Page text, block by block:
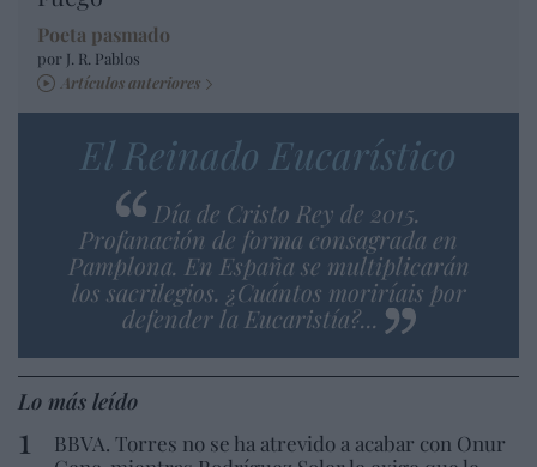
Poeta pasmado
por J. R. Pablos
Artículos anteriores
El Reinado Eucarístico
Día de Cristo Rey de 2015.
Profanación de forma consagrada en
Pamplona. En España se multiplicarán
los sacrilegios. ¿Cuántos moriríais por
defender la Eucaristía?...
Lo más leído
BBVA. Torres no se ha atrevido a acabar con Onur